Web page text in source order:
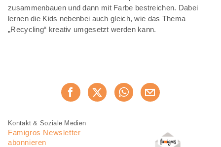
zusammenbauen und dann mit Farbe bestreichen. Dabei
lernen die Kids nebenbei auch gleich, wie das Thema
„Recycling“ kreativ umgesetzt werden kann.
Jetzt weiterempfehlen
Fusszeile
Fusszeile
Navigation
Kontakt & Soziale Medien
Famigros Newsletter
abonnieren